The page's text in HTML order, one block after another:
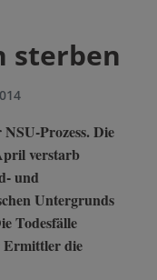
sterben
Prozess. Die
verstarb
und
Untergrunds
Todesfälle
Ermittler die